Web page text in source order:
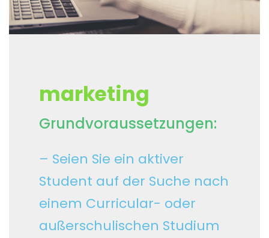
marketing
Grundvoraussetzungen:
– Seien Sie ein aktiver
Student auf der Suche nach
einem Curricular- oder
außerschulischen Studium